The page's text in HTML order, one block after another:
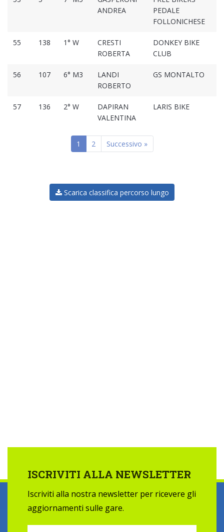
ANDREA
PEDALE
FOLLONICHESE
55 138 1° W
CRESTI
ROBERTA
DONKEY BIKE
CLUB
56 107 6° M3
LANDI
ROBERTO
GS MONTALTO
57 136 2° W
DAPIRAN
VALENTINA
LARIS BIKE
1 2 Successivo »
Scarica classifica percorso lungo
ISCRIVITI ALLA NEWSLETTER
Iscriviti alla nostra newsletter per ricevere gli
aggiornamenti sulle gare.